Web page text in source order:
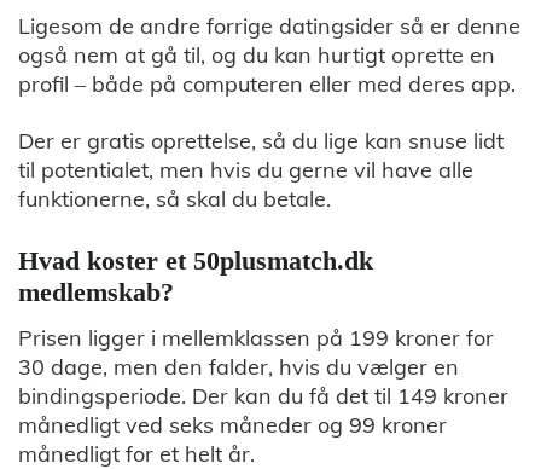
Ligesom de andre forrige datingsider så er denne
også nem at gå til, og du kan hurtigt oprette en
profil – både på computeren eller med deres app.
Der er gratis oprettelse, så du lige kan snuse lidt
til potentialet, men hvis du gerne vil have alle
funktionerne, så skal du betale.
Hvad koster et 50plusmatch.dk
medlemskab?
Prisen ligger i mellemklassen på 199 kroner for
30 dage, men den falder, hvis du vælger en
bindingsperiode. Der kan du få det til 149 kroner
månedligt ved seks måneder og 99 kroner
månedligt for et helt år.